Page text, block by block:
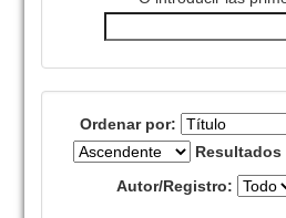
Ordenar por:
Autor/Registro: